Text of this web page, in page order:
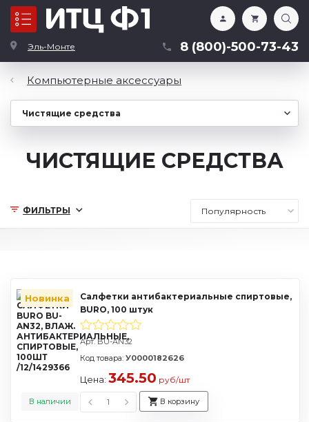
Эль-Монте 8 (800)-500-73-43
Каталог
ФИЛЬТРЫ
Компьютерные аксессуары
ЧИСТЯЩИЕ СРЕДСТВА
Новинка
Салфетки антибактериальные спиртовые,
BURO, 100 штук
Арт. BU-AN32
В наличии
Код товара: У0000182626
Цена: 345.50 руб/шт
В корзину